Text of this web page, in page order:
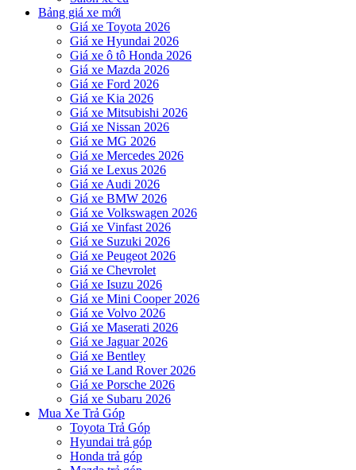
Bảng giá xe mới
Giá xe Toyota 2026
Giá xe Hyundai 2026
Giá xe ô tô Honda 2026
Giá xe Mazda 2026
Giá xe Ford 2026
Giá xe Kia 2026
Giá xe Mitsubishi 2026
Giá xe Nissan 2026
Giá xe MG 2026
Giá xe Mercedes 2026
Giá xe Lexus 2026
Giá xe Audi 2026
Giá xe BMW 2026
Giá xe Volkswagen 2026
Giá xe Vinfast 2026
Giá xe Suzuki 2026
Giá xe Peugeot 2026
Giá xe Chevrolet
Giá xe Isuzu 2026
Giá xe Mini Cooper 2026
Giá xe Volvo 2026
Giá xe Maserati 2026
Giá xe Jaguar 2026
Giá xe Bentley
Giá xe Land Rover 2026
Giá xe Porsche 2026
Giá xe Subaru 2026
Mua Xe Trả Góp
Toyota Trả Góp
Hyundai trả góp
Honda trả góp